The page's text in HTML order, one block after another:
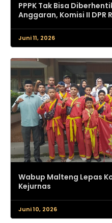
PPPK Tak Bisa
Anggaran, Komisi II DPR
Juni 11, 2026
Wabup Malteng Lepas
Kejurnas
Juni 10, 2026